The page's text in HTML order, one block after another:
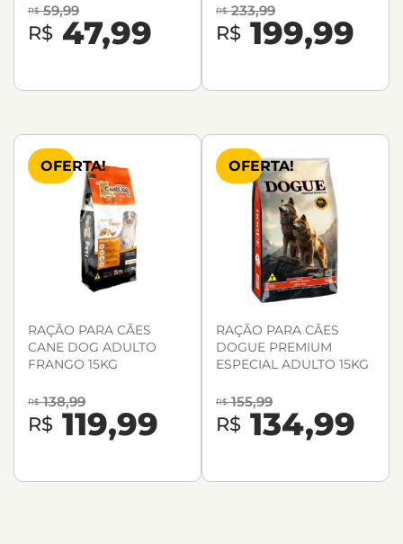
R$59,99
R$ 47,99
R$233,99
R$ 199,99
OFERTA!
RAÇÃO PARA CÃES
CANE DOG ADULTO
FRANGO 15KG
R$138,99
R$ 119,99
OFERTA!
RAÇÃO PARA CÃES
DOGUE PREMIUM
ESPECIAL ADULTO 15KG
R$155,99
R$ 134,99